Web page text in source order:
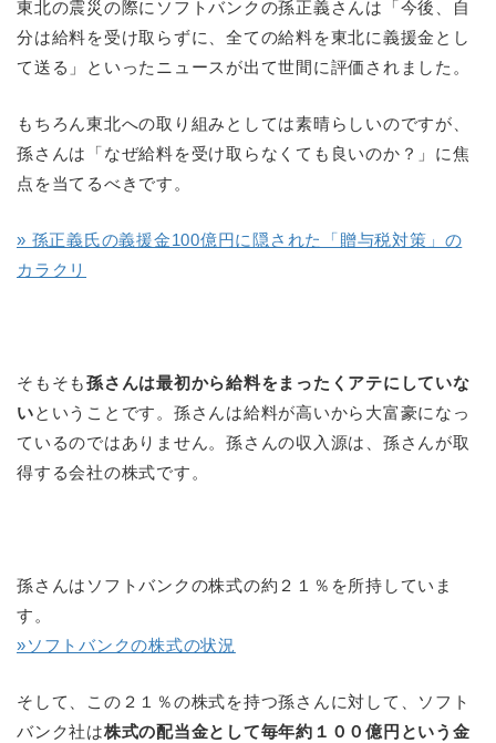
東北の震災の際にソフトバンクの孫正義さんは「今後、自
分は給料を受け取らずに、全ての給料を東北に義援金とし
て送る」といったニュースが出て世間に評価されました。
もちろん東北への取り組みとしては素晴らしいのですが、
孫さんは「なぜ給料を受け取らなくても良いのか？」に焦
点を当てるべきです。
» 孫正義氏の義援金100億円に隠された「贈与税対策」の
カラクリ
そもそも孫さんは最初から給料をまったくアテにしていな
いということです。孫さんは給料が高いから大富豪になっ
ているのではありません。孫さんの収入源は、孫さんが取
得する会社の株式です。
孫さんはソフトバンクの株式の約２１％を所持していま
す。
»ソフトバンクの株式の状況
そして、この２１％の株式を持つ孫さんに対して、ソフト
バンク社は株式の配当金として毎年約１００億円という金